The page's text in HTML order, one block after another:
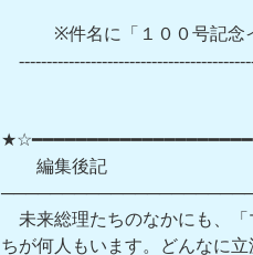
　　※件名に「１００号記
編集後記　　  　　　　　　
未来総理たちのなかにも、「
ちが何人もいます。どんなに